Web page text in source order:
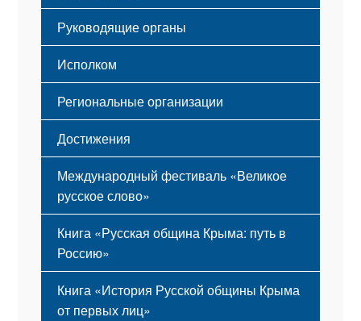
Гимн
Руководящие органы
Исполком
Региональные организации
Достижения
Международный фестиваль «Великое
русское слово»
Книга «Русская община Крыма: путь в
Россию»
Книга «История Русской общины Крыма
от первых лиц»